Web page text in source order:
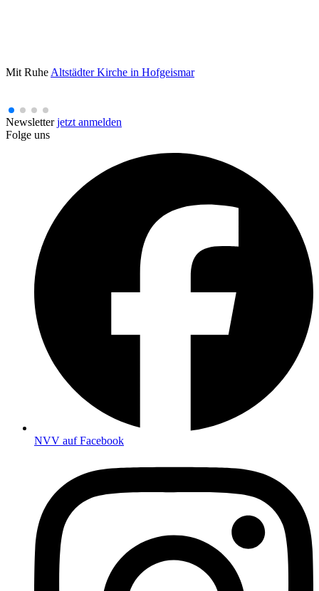
Mit RuheAltstädter Kirche in Hofgeismar
Newsletterjetzt anmelden
Folge uns
NVV auf Facebook